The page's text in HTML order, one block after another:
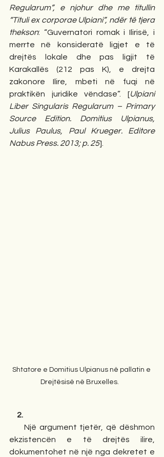
Regularum”, e njohur dhe me titullin
“Tituli ex corporae Ulpiani”, ndër të tjera
thekson: “Guvernatori romak i Ilirisë, i
merrte në konsideratë ligjet e të
drejtës lokale dhe pas ligjit të
Karakallës (212 pas K), e drejta
zakonore Ilire, mbeti në fuqi në
praktikën juridike vëndase”. [Ulpiani
Liber Singularis Regularum – Primary
Source Edition. Domitius Ulpianus,
Julius Paulus, Paul Krueger. Editore
Nabus Press. 2013; p. 25].
Shtatore e Domitius Ulpianus në pallatin e
Drejtësisë në Bruxelles.
2.
Një argument tjetër, që dëshmon
ekzistencën e të drejtës ilire,
dokumentohet në një nga dekretet e